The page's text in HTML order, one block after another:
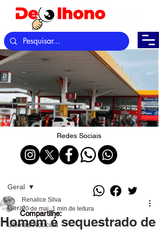
Redes Sociais
Geral
Últimas Notícias
Geral
Homem é sequestrado de
Renalice Silva
20 de mai. 1 min de leitura
Compartilhe: